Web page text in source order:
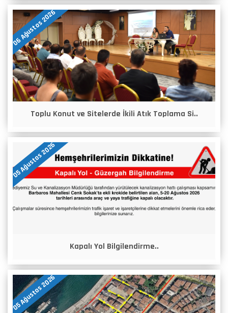
06 Ağustos 2026
Toplu Konut ve Sitelerde İkili Atık Toplama Si..
05 Ağustos 2026
Kapalı Yol Bilgilendirme..
05 Ağustos 2026